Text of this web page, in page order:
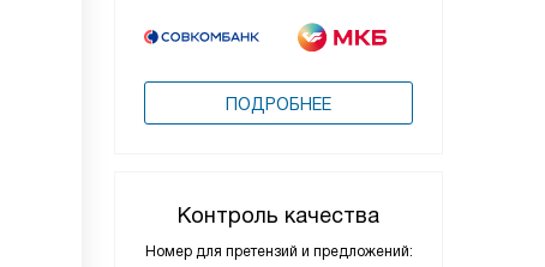
ПОДРОБНЕЕ
Контроль качества
Номер для претензий и предложений: